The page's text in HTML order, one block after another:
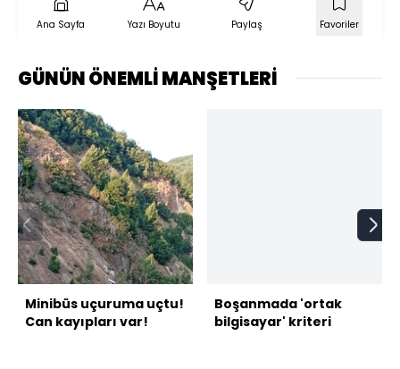
Ana Sayfa Yazı Boyutu Paylaş Favoriler
GÜNÜN ÖNEMLİ MANŞETLERİ
Minibüs uçuruma uçtu!
Can kayıpları var!
Boşanmada 'ortak
bilgisayar' kriteri